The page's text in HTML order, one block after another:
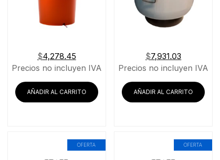
$4,278.45
Precios no incluyen IVA
AÑADIR AL CARRITO
$7,931.03
Precios no incluyen IVA
AÑADIR AL CARRITO
OFERTA OFERTA